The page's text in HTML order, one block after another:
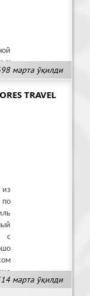
марта ўқилди
TRAVEL
марта ўқилди
с